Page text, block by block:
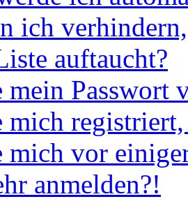
ich
auftaucht?
mein Passwort
mich
mich vor
anmelden?!